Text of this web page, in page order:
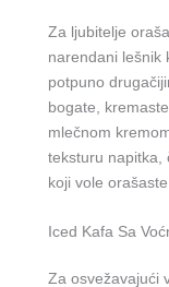
Za ljubitelje
narendani lešnik
potpuno
bogate,
mlečnom
teksturu napitka,
koji vole orašaste
Iced Kafa Sa
Za osvežavajući